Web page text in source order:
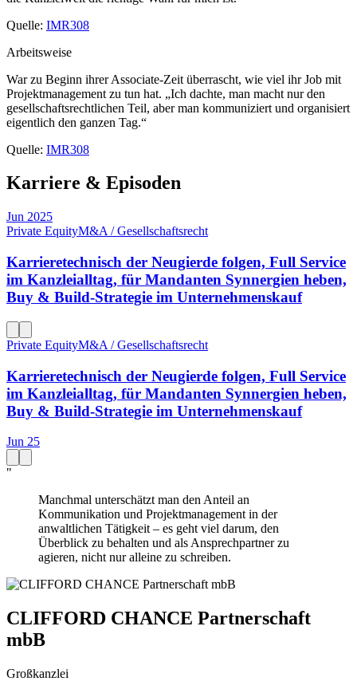
Quelle: IMR308
Arbeitsweise
War zu Beginn ihrer Associate-Zeit überrascht, wie viel ihr Job mit
Projektmanagement zu tun hat. „Ich dachte, man macht nur den
gesellschaftsrechtlichen Teil, aber man kommuniziert und organisiert
eigentlich den ganzen Tag.“
Quelle: IMR308
Karriere & Episoden
Jun 2025
Private EquityM&A / Gesellschaftsrecht
Karrieretechnisch der Neugierde folgen, Full Service
im Kanzleialltag, für Mandanten Synnergien heben,
Buy & Build-Strategie im Unternehmenskauf
Private EquityM&A / Gesellschaftsrecht
Karrieretechnisch der Neugierde folgen, Full Service
im Kanzleialltag, für Mandanten Synnergien heben,
Buy & Build-Strategie im Unternehmenskauf
Jun 25
"
Manchmal unterschätzt man den Anteil an
Kommunikation und Projektmanagement in der
anwaltlichen Tätigkeit – es geht viel darum, den
Überblick zu behalten und als Ansprechpartner zu
agieren, nicht nur alleine zu schreiben.
CLIFFORD CHANCE Partnerschaft
mbB
Großkanzlei